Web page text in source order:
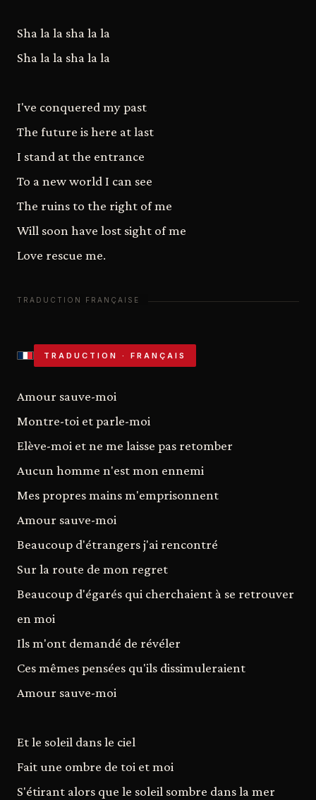
Sha la la sha la la
Sha la la sha la la
I've conquered my past
The future is here at last
I stand at the entrance
To a new world I can see
The ruins to the right of me
Will soon have lost sight of me
Love rescue me.
TRADUCTION · FRANÇAIS
Amour sauve-moi
Montre-toi et parle-moi
Elève-moi et ne me laisse pas retomber
Aucun homme n'est mon ennemi
Mes propres mains m'emprisonnent
Amour sauve-moi
Beaucoup d'étrangers j'ai rencontré
Sur la route de mon regret
Beaucoup d'égarés qui cherchaient à se retrouver
en moi
Ils m'ont demandé de révéler
Ces mêmes pensées qu'ils dissimuleraient
Amour sauve-moi
Et le soleil dans le ciel
Fait une ombre de toi et moi
S'étirant alors que le soleil sombre dans la mer